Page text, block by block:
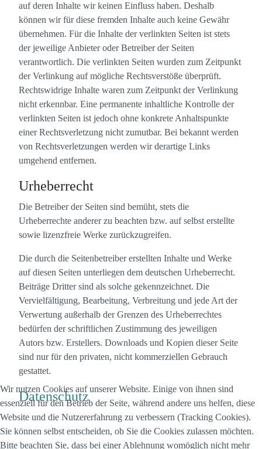
auf deren Inhalte wir keinen Einfluss haben. Deshalb
können wir für diese fremden Inhalte auch keine Gewähr
übernehmen. Für die Inhalte der verlinkten Seiten ist stets
der jeweilige Anbieter oder Betreiber der Seiten
verantwortlich. Die verlinkten Seiten wurden zum Zeitpunkt
der Verlinkung auf mögliche Rechtsverstöße überprüft.
Rechtswidrige Inhalte waren zum Zeitpunkt der Verlinkung
nicht erkennbar. Eine permanente inhaltliche Kontrolle der
verlinkten Seiten ist jedoch ohne konkrete Anhaltspunkte
einer Rechtsverletzung nicht zumutbar. Bei bekannt werden
von Rechtsverletzungen werden wir derartige Links
umgehend entfernen.
Urheberrecht
Die Betreiber der Seiten sind bemüht, stets die
Urheberrechte anderer zu beachten bzw. auf selbst erstellte
sowie lizenzfreie Werke zurückzugreifen.
Die durch die Seitenbetreiber erstellten Inhalte und Werke
auf diesen Seiten unterliegen dem deutschen Urheberrecht.
Beiträge Dritter sind als solche gekennzeichnet. Die
Vervielfältigung, Bearbeitung, Verbreitung und jede Art der
Verwertung außerhalb der Grenzen des Urheberrechtes
bedürfen der schriftlichen Zustimmung des jeweiligen
Autors bzw. Erstellers. Downloads und Kopien dieser Seite
sind nur für den privaten, nicht kommerziellen Gebrauch
gestattet.
Datenschutz
Wir nutzen Cookies auf unserer Website. Einige von ihnen sind
essenziell für den Betrieb der Seite, während andere uns helfen, diese
Website und die Nutzererfahrung zu verbessern (Tracking Cookies).
Sie können selbst entscheiden, ob Sie die Cookies zulassen möchten.
Bitte beachten Sie, dass bei einer Ablehnung womöglich nicht mehr